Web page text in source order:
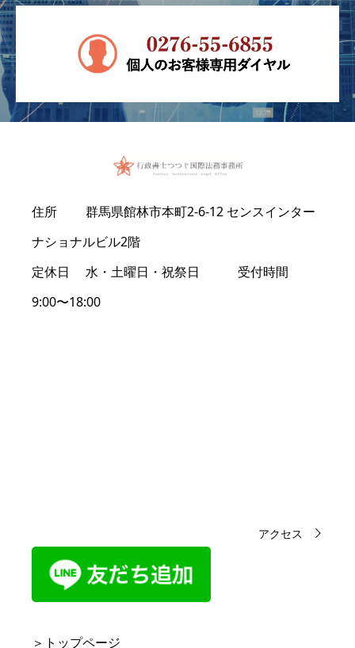
住所 群馬県館林市本町2-6-12 センスインター
ナショナルビル2階
定休日 水・土曜日・祝祭日 受付時間
9:00〜18:00
アクセス
＞トップページ